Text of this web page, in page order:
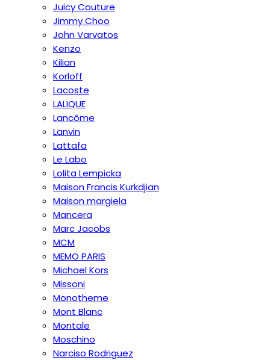
Juicy Couture
Jimmy Choo
John Varvatos
Kenzo
Kilian
Korloff
Lacoste
LALIQUE
Lancôme
Lanvin
Lattafa
Le Labo
Lolita Lempicka
Maison Francis Kurkdjian
Maison margiela
Mancera
Marc Jacobs
MCM
MEMO PARIS
Michael Kors
Missoni
Monotheme
Mont Blanc
Montale
Moschino
Narciso Rodriguez